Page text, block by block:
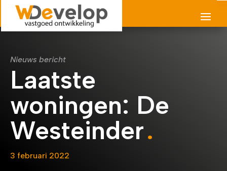
Nieuws bericht
Laatste
woningen: De
Westeinder
3 februari 2022